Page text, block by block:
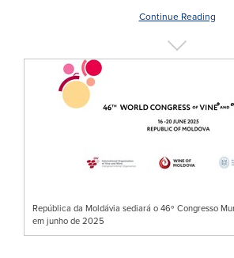
Continue Reading
República da Moldávia sediará o 46º Congresso
em junho de 2025